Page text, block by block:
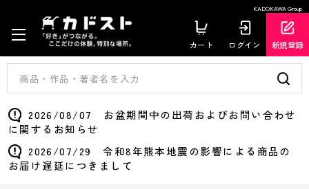
KADOKAWA Group
カート ログイン 新規登録
2026/08/07 お盆期間中の出荷およびお問い合わせ
に関するお知らせ
2026/07/29 令和8年熊本地震の影響による商品の
お届け遅延につきまして